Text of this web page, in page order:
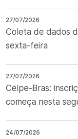
27/07/2026
Coleta de dados
sexta-feira
27/07/2026
Celpe-Bras:
começa nesta
24/07/2026